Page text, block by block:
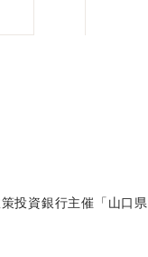
投資銀行主催「山口